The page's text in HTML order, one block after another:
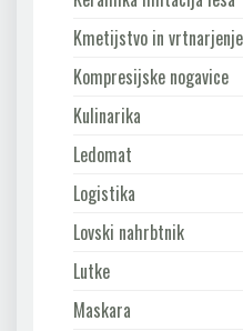
Kmetijstvo in vrtnarjenje
Kompresijske nogavice
Kulinarika
Ledomat
Logistika
Lovski nahrbtnik
Lutke
Maskara